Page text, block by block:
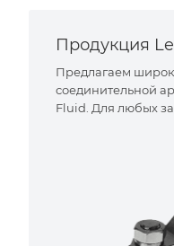
Продукция
Предлагаем
соединительной
Fluid. Для любых